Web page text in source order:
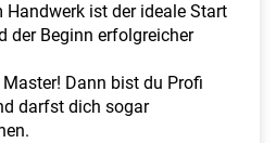
Handwerk ist der ideale Start
der Beginn erfolgreicher
Dann bist du Profi
darfst dich sogar